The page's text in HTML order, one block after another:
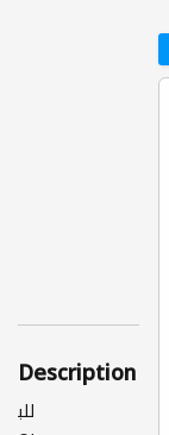
Description
للب